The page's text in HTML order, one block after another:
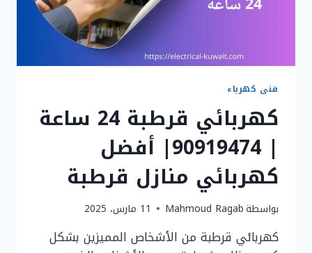
فنى كهرباء
كهربائي قرطبة 24 ساعة
| 90919474| أفضل
كهربائي منازل قرطبة
بواسطةMahmoud Ragab 11 مارس، 2025
كهربائي قرطبة من الأشخاص المميزين بشكل